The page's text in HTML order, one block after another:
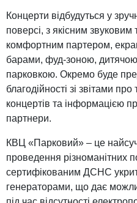
Концерти відбудуться у
поверсі, з якісним
комфортним партером,
барами, фуд-зоною,
парковкою. Окремо буде
благодійності зі звітами
концертів та інформацією
партнери.
КВЦ «Парковий» – це
проведення різноманітних
сертифікованим ДСНС
генераторами, що дає